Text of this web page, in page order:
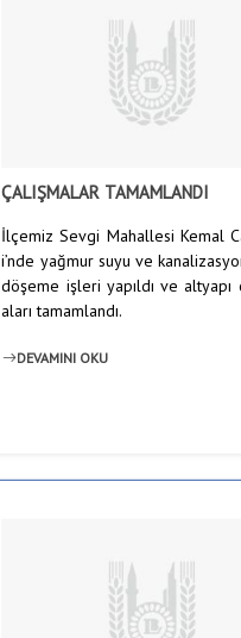
ÇALIŞMALAR TAMAMLANDI
İlçemiz Sevgi Mahallesi Kemal
i’nde yağmur suyu ve
döşeme işleri yapıldı ve altyapı
aları tamamlandı.
DEVAMINI OKU